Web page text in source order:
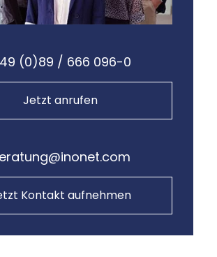
(0)89 / 666 096-0
Jetzt anrufen
Kontakt aufnehmen